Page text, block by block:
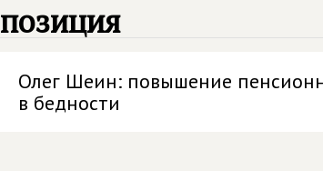
позиция
Олег Шеин: повышение
в бедности